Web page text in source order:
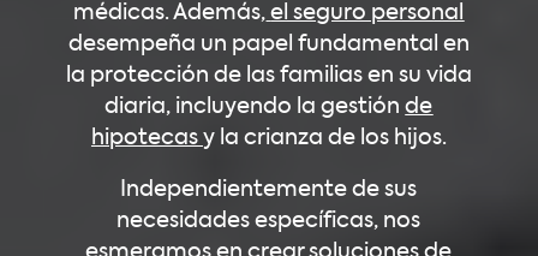
médicas. Además, el seguro personal
desempeña un papel fundamental en
la protección de las familias en su vida
diaria, incluyendo la gestiónde
hipotecas y la crianza de los hijos.
Independientemente de sus
necesidades específicas, nos